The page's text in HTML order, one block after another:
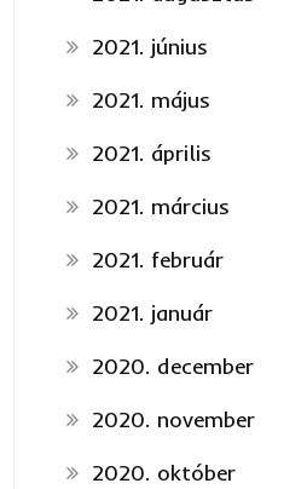
2021. június
2021. május
2021. április
2021. március
2021. február
2021. január
2020. december
2020. november
2020. október